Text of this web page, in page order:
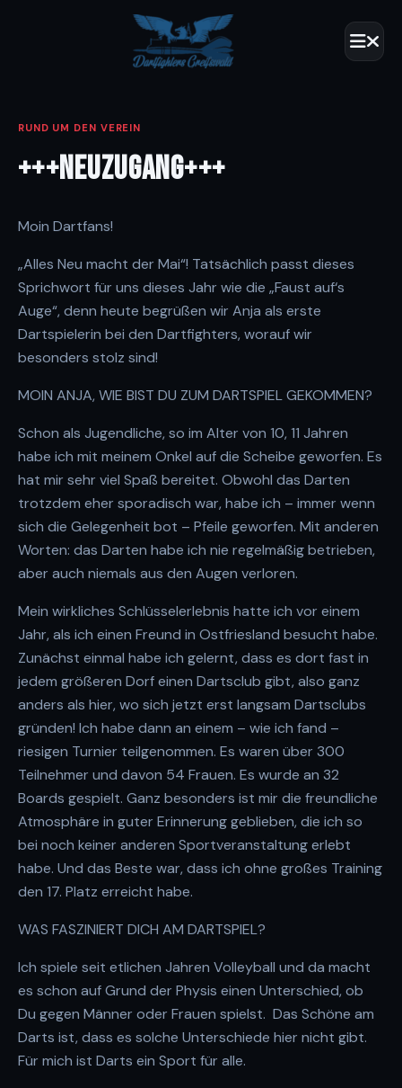
RUND UM DEN VEREIN
+++NEUZUGANG+++
Moin Dartfans!
„Alles Neu macht der Mai“! Tatsächlich passt dieses
Sprichwort für uns dieses Jahr wie die „Faust auf‘s
Auge“, denn heute begrüßen wir Anja als erste
Dartspielerin bei den Dartfighters, worauf wir
besonders stolz sind!
MOIN ANJA, WIE BIST DU ZUM DARTSPIEL GEKOMMEN?
Schon als Jugendliche, so im Alter von 10, 11 Jahren
habe ich mit meinem Onkel auf die Scheibe geworfen. Es
hat mir sehr viel Spaß bereitet. Obwohl das Darten
trotzdem eher sporadisch war, habe ich – immer wenn
sich die Gelegenheit bot – Pfeile geworfen. Mit anderen
Worten: das Darten habe ich nie regelmäßig betrieben,
aber auch niemals aus den Augen verloren.
Mein wirkliches Schlüsselerlebnis hatte ich vor einem
Jahr, als ich einen Freund in Ostfriesland besucht habe.
Zunächst einmal habe ich gelernt, dass es dort fast in
jedem größeren Dorf einen Dartsclub gibt, also ganz
anders als hier, wo sich jetzt erst langsam Dartsclubs
gründen! Ich habe dann an einem – wie ich fand –
riesigen Turnier teilgenommen. Es waren über 300
Teilnehmer und davon 54 Frauen. Es wurde an 32
Boards gespielt. Ganz besonders ist mir die freundliche
Atmosphäre in guter Erinnerung geblieben, die ich so
bei noch keiner anderen Sportveranstaltung erlebt
habe. Und das Beste war, dass ich ohne großes Training
den 17. Platz erreicht habe.
WAS FASZINIERT DICH AM DARTSPIEL?
Ich spiele seit etlichen Jahren Volleyball und da macht
es schon auf Grund der Physis einen Unterschied, ob
Du gegen Männer oder Frauen spielst. Das Schöne am
Darts ist, dass es solche Unterschiede hier nicht gibt.
Für mich ist Darts ein Sport für alle.